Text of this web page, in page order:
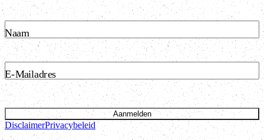
Naam
E-Mailadres
Aanmelden
DisclaimerPrivacybeleid